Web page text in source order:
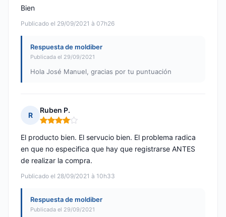
Publicado el 29/09/2021 à 07h26
Bien
Respuesta de moldiber
Publicada el 29/09/2021
Hola José Manuel, gracias por tu puntuación
R
Ruben P.
Nota: 4 de 5
Publicado el 28/09/2021 à 10h33
El producto bien. El servucio bien. El problema radica
en que no especifica que hay que registrarse ANTES
de realizar la compra.
Respuesta de moldiber
Publicada el 29/09/2021